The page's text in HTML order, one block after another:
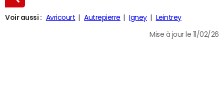
Voir aussi : Avricourt Autrepierre Igney Leintrey
Mise à jour le 11/02/26